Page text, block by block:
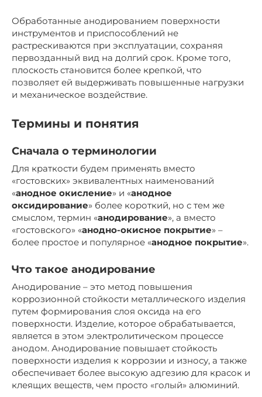
Обработанные анодированием поверхности
инструментов и приспособлений не
растрескиваются при эксплуатации, сохраняя
первозданный вид на долгий срок. Кроме того,
плоскость становится более крепкой, что
позволяет ей выдерживать повышенные нагрузки
и механическое воздействие.
Термины и понятия
Сначала о терминологии
Для краткости будем применять вместо
«гостовских» эквивалентных наименований
«анодное окисление» и «анодное
оксидирование» более короткий, но с тем же
смыслом, термин «анодирование», а вместо
«гостовского» «анодно-окисное покрытие» –
более простое и популярное «анодное покрытие».
Что такое анодирование
Анодирование – это метод повышения
коррозионной стойкости металлического изделия
путем формирования слоя оксида на его
поверхности. Изделие, которое обрабатывается,
является в этом электролитическом процессе
анодом. Анодирование повышает стойкость
поверхности изделия к коррозии и износу, а также
обеспечивает более высокую адгезию для красок и
клеящих веществ, чем просто «голый» алюминий.